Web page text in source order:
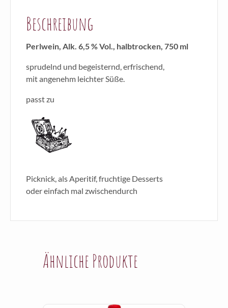
Beschreibung
Perlwein, Alk. 6,5 % Vol., halbtrocken, 750 ml
sprudelnd und begeisternd, erfrischend,
mit angenehm leichter Süße.
passt zu
Picknick, als Aperitif, fruchtige Desserts
oder einfach mal zwischendurch
Ähnliche Produkte